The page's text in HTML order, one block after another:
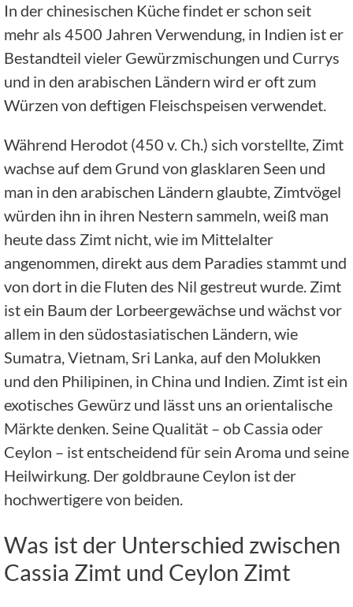
In der chinesischen Küche findet er schon seit
mehr als 4500 Jahren Verwendung, in Indien ist er
Bestandteil vieler Gewürzmischungen und Currys
und in den arabischen Ländern wird er oft zum
Würzen von deftigen Fleischspeisen verwendet.
Während Herodot (450 v. Ch.) sich vorstellte, Zimt
wachse auf dem Grund von glasklaren Seen und
man in den arabischen Ländern glaubte, Zimtvögel
würden ihn in ihren Nestern sammeln, weiß man
heute dass Zimt nicht, wie im Mittelalter
angenommen, direkt aus dem Paradies stammt und
von dort in die Fluten des Nil gestreut wurde. Zimt
ist ein Baum der Lorbeergewächse und wächst vor
allem in den südostasiatischen Ländern, wie
Sumatra, Vietnam, Sri Lanka, auf den Molukken
und den Philipinen, in China und Indien. Zimt ist ein
exotisches Gewürz und lässt uns an orientalische
Märkte denken. Seine Qualität – ob Cassia oder
Ceylon – ist entscheidend für sein Aroma und seine
Heilwirkung. Der goldbraune Ceylon ist der
hochwertigere von beiden.
Was ist der Unterschied zwischen
Cassia Zimt und Ceylon Zimt